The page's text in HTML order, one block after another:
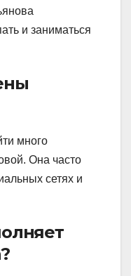
и заниматься
много
Она часто
сетях и